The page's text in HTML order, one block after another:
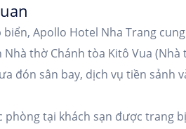
biển, Apollo Hotel Nha Trang
Nhà thờ Chánh tòa Kitô Vua (Nhà
đón sân bay, dịch vụ tiền sảnh
phòng tại khách sạn được trang